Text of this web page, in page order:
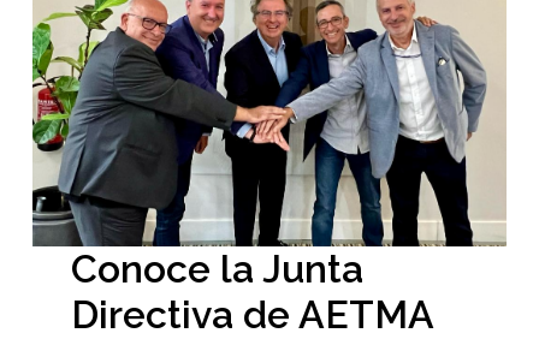
Conoce la Junta
Directiva de AETMA